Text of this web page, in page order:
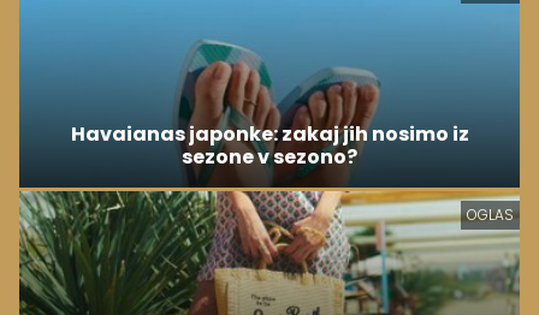
Havaianas japonke: zakaj jih nosimo iz
sezone v sezono?
OGLAS